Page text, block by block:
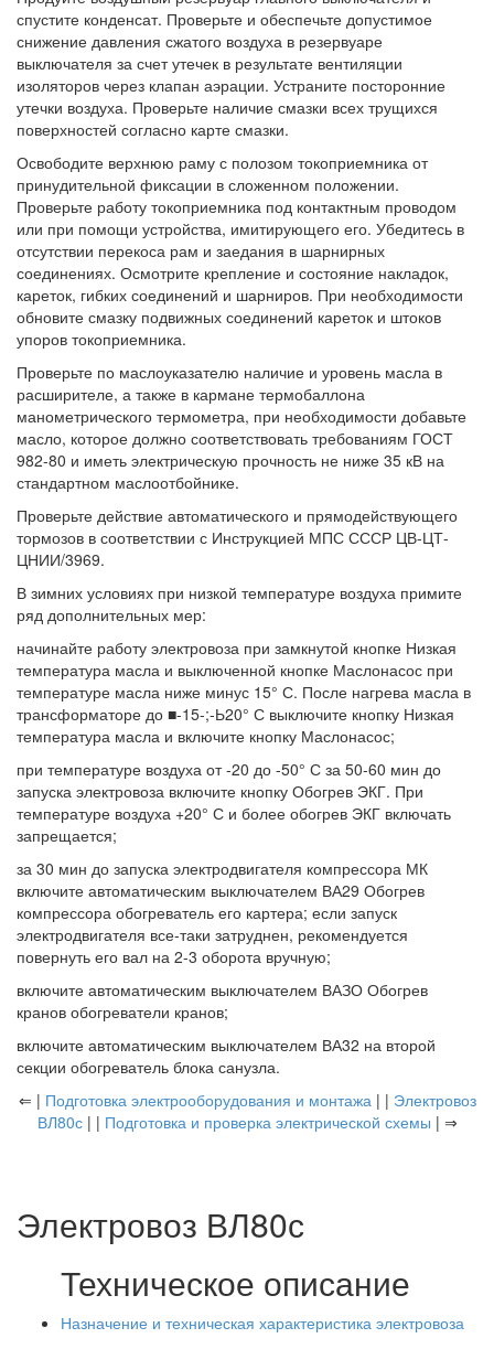
спустите конденсат. Проверьте и обеспечьте допустимое
снижение давления сжатого воздуха в резервуаре
выключателя за счет утечек в результате вентиляции
изоляторов через клапан аэрации. Устраните посторонние
утечки воздуха. Проверьте наличие смазки всех трущихся
поверхностей согласно карте смазки.
Освободите верхнюю раму с полозом токоприемника от
принудительной фиксации в сложенном положении.
Проверьте работу токоприемника под контактным проводом
или при помощи устройства, имитирующего его. Убедитесь в
отсутствии перекоса рам и заедания в шарнирных
соединениях. Осмотрите крепление и состояние накладок,
кареток, гибких соединений и шарниров. При необходимости
обновите смазку подвижных соединений кареток и штоков
упоров токоприемника.
Проверьте по маслоуказателю наличие и уровень масла в
расширителе, а также в кармане термобаллона
манометрического термометра, при необходимости добавьте
масло, которое должно соответствовать требованиям ГОСТ
982-80 и иметь электрическую прочность не ниже 35 кВ на
стандартном маслоотбойнике.
Проверьте действие автоматического и прямодействующего
тормозов в соответствии с Инструкцией МПС СССР ЦВ-ЦТ-
ЦНИИ/3969.
В зимних условиях при низкой температуре воздуха примите
ряд дополнительных мер:
начинайте работу электровоза при замкнутой кнопке Низкая
температура масла и выключенной кнопке Маслонасос при
температуре масла ниже минус 15° С. После нагрева масла в
трансформаторе до ■-15-;-Ь20° С выключите кнопку Низкая
температура масла и включите кнопку Маслонасос;
при температуре воздуха от -20 до -50° С за 50-60 мин до
запуска электровоза включите кнопку Обогрев ЭКГ. При
температуре воздуха +20° С и более обогрев ЭКГ включать
запрещается;
за 30 мин до запуска электродвигателя компрессора МК
включите автоматическим выключателем ВА29 Обогрев
компрессора обогреватель его картера; если запуск
электродвигателя все-таки затруднен, рекомендуется
повернуть его вал на 2-3 оборота вручную;
включите автоматическим выключателем ВАЗО Обогрев
кранов обогреватели кранов;
включите автоматическим выключателем ВА32 на второй
секции обогреватель блока санузла.
⇐ | Подготовка электрооборудования и монтажа| | Электровоз
ВЛ80с| | Подготовка и проверка электрической схемы | ⇒
Электровоз ВЛ80с
Техническое описание
Назначение и техническая характеристика электровоза